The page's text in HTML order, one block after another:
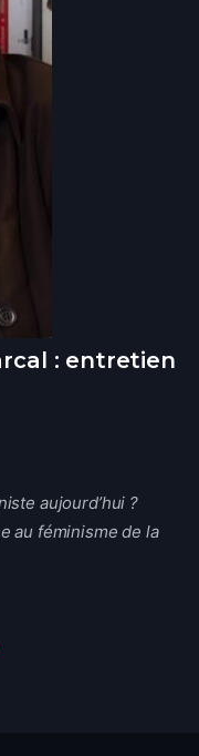
: entretien
aujourd’hui ?
au féminisme de la
le travail
Italie) est une
féministe radicale.